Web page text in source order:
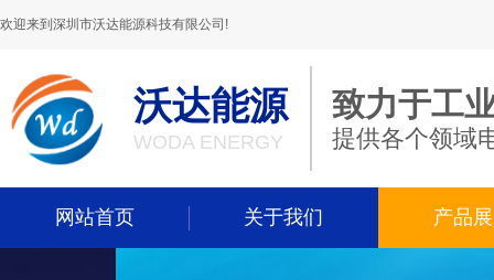
欢迎来到深圳市沃达能源科技有限公司!
沃达能源
WODA ENERGY
致力于工
提供各个领域
网站首页 关于我们 产品